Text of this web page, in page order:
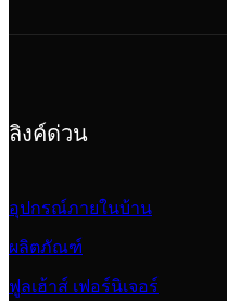
ลิงค์ด่วน
อุปกรณ์ภายในบ้าน
ผลิตภัณฑ์
ฟูลเฮ้าส์ เฟอร์นิเจอร์